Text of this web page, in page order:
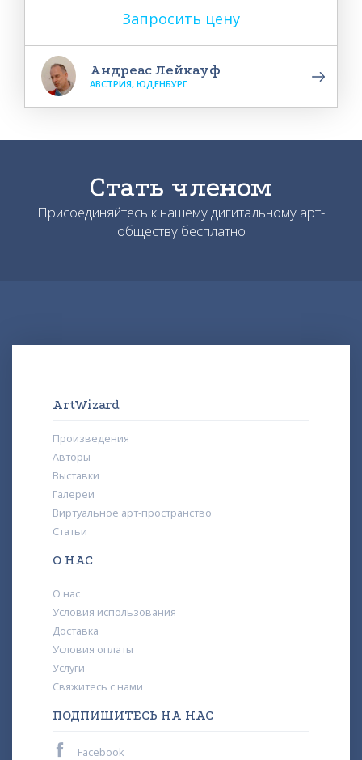
Запросить цену
Андреас Лейкауф
АВСТРИЯ, ЮДЕНБУРГ
Стать членом
Присоединяйтесь к нашему дигитальному арт-
обществу бесплатно
ArtWizard
Произведения
Авторы
Выставки
Галереи
Виртуальное арт-пространство
Статьи
О НАС
О нас
Условия использования
Доставка
Условия оплаты
Услуги
Свяжитесь с нами
ПОДПИШИТЕСЬ НА НАС
Facebook